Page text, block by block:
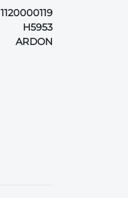
1120000119
H5953
ARDON